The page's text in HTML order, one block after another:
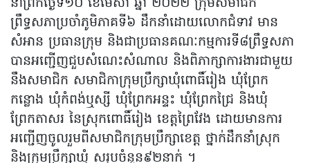
ព្រឹទ្ធសភាប្រចាំភូមិភាគទី៦ ដឹកនាំដោយលោកជំទាវ មាន
សំអាន ប្រធានក្រុម និងជាប្រធានគណៈកម្មការទី៨ព្រឹទ្ធសភា
បានអញ្ជើញជួបសំណេះសំណាល និងពិភាក្សាការងារជាមួយ
នឹងសមាជិក សមាជិកាក្រុមប្រឹក្សាឃុំពោធិ៍រៀង ឃុំព្រែក
កន្លោង ឃុំកំពង់ឬស្សី ឃុំព្រែកអន្ទះ ឃុំព្រែកជ្រៃ និងឃុំ
ព្រែកតាសរ នៃស្រុកពោធិ៍រៀង ខេត្តព្រៃវែង ដោយមានការ
អញ្ជើញចូលរួមពីសមាជិកក្រុមប្រឹក្សាខេត្ត ថ្នាក់ដឹកនាំស្រុក
និងក្រុមប្រឹក្សាឃុំ សរុបចំនួន៩២នាក់ ។